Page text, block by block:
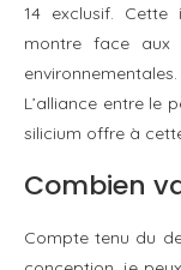
14 exclusif.
montre face aux
L’alliance entre le
silicium offre à
Combien
Compte tenu du